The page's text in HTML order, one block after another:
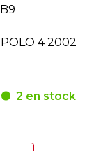
4 2002
2 en stock